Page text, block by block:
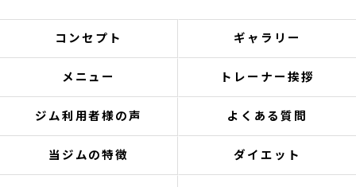
コンセプト ギャラリー
メニュー トレーナー挨拶
ジム利用者様の声 よくある質問
当ジムの特徴 ダイエット